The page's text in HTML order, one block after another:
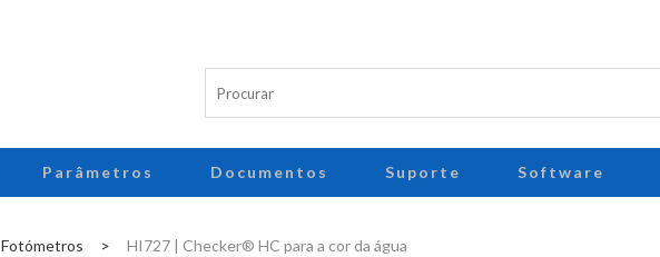
Parâmetros Documentos Suporte Software
Fotómetros > HI727 | Checker® HC para a cor da água